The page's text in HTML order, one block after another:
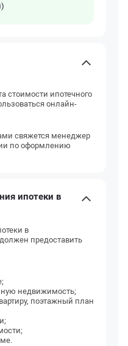
стоимости ипотечного
онлайн-
свяжется менеджер
по оформлению
ипотеки в
в
предоставить
недвижимость;
поэтажный план